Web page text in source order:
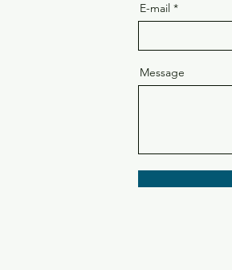
E-mail
Message